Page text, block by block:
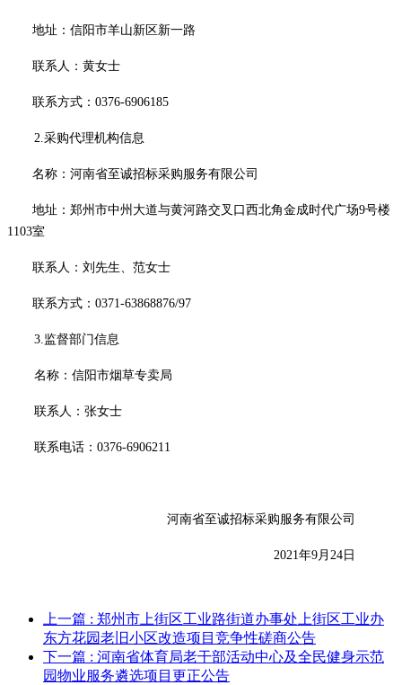
地址： 信阳市羊山新区新一路
联系人： 黄女士
联系方式： 0376-6906185
2.采购代理机构信息
名称：河南省至诚招标采购服务有限公司
地址：郑州市中州大道与黄河路交叉口西北角金成时代广场9号楼
1103室
联系人：刘先生、 范女士
联系方式： 0371-63868876/97
3.监督部门信息
名称：信阳市烟草专卖局
联系人：张女士
联系电话： 0376-6906211
河南省至诚招标采购服务有限公司
2021年9月 24 日
上一篇 : 郑州市上街区工业路街道办事处上街区工业办
东方花园老旧小区改造项目竞争性磋商公告
下一篇 : 河南省体育局老干部活动中心及全民健身示范
园物业服务遴选项目更正公告